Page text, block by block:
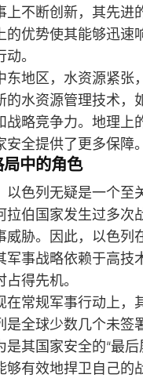
上不断创新，其先进
的优势使其能够迅速
。
东地区，水资源紧张
的水资源管理技术，
战略竞争力。地理上
全提供了更多保障。
中的角色
色列无疑是一个至
伯国家发生过多次
威胁。因此，以色列
事战略依赖于高技
得先机。
在常规军事行动上，
是全球少数几个未签
其国家安全的“最
有效地捍卫自己的